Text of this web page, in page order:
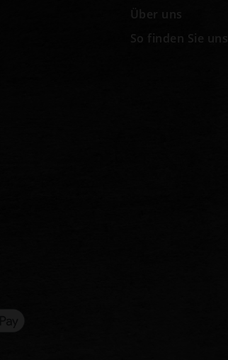
Über uns
So finden Sie uns